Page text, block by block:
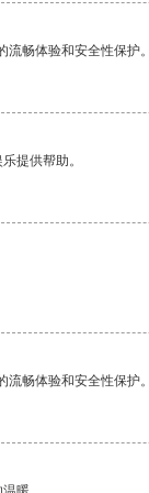
流畅体验和安全性保护
提供帮助。
流畅体验和安全性保护